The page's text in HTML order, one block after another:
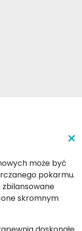
może być
pokarmu.
skromnym